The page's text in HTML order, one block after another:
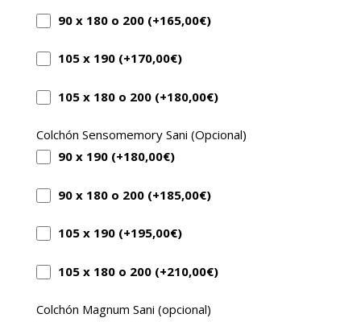
90 x 180 o 200 (+165,00€)
105 x 190 (+170,00€)
105 x 180 o 200 (+180,00€)
Colchón Sensomemory Sani (Opcional)
90 x 190 (+180,00€)
90 x 180 o 200 (+185,00€)
105 x 190 (+195,00€)
105 x 180 o 200 (+210,00€)
Colchón Magnum Sani (opcional)